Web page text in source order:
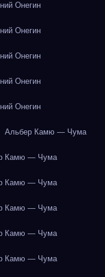
Онегин
Онегин
Онегин
Онегин
Онегин
Альбер Камю — Чума
Камю — Чума
Камю — Чума
Камю — Чума
Камю — Чума
Камю — Чума